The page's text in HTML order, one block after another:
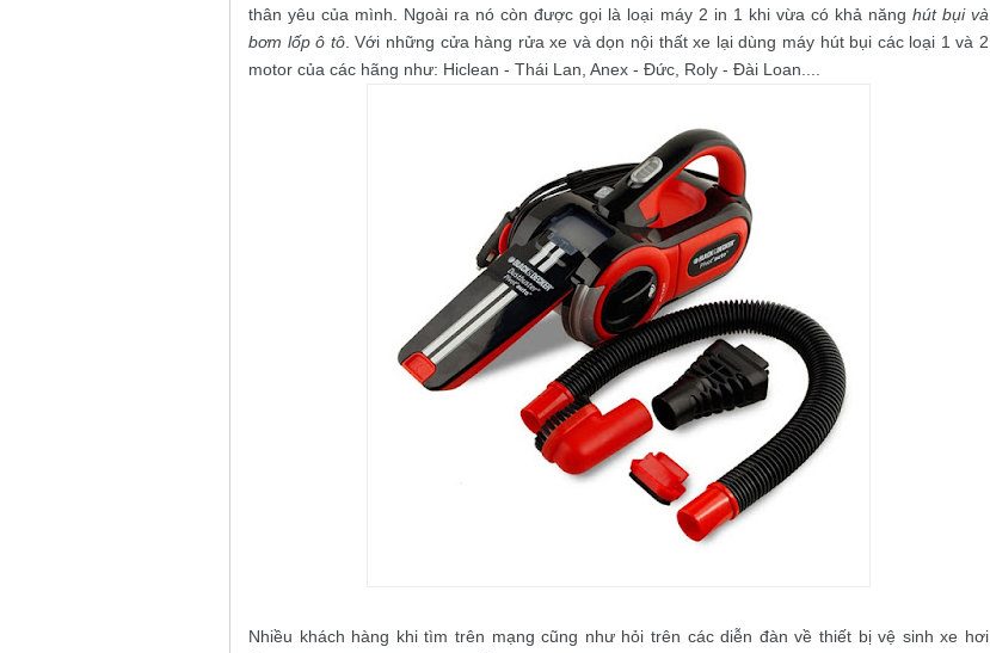
thân yêu của mình. Ngoài ra nó còn được gọi là loại máy 2 in 1 khi vừa có khả năng hút bụi và
bơm lốp ô tô. Với những cửa hàng rửa xe và dọn nội thất xe lại dùng máy hút bụi các loại 1 và 2
motor của các hãng như: Hiclean - Thái Lan, Anex - Đức, Roly - Đài Loan....
Nhiều khách hàng khi tìm trên mạng cũng như hỏi trên các diễn đàn về thiết bị vệ sinh xe hơi